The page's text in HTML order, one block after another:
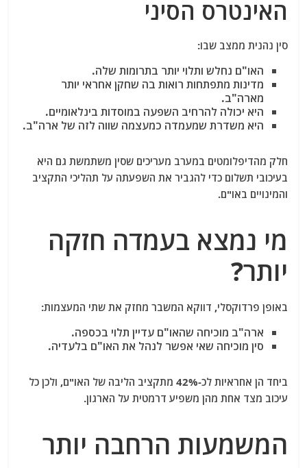
האינטרס הסיני
סין נהנית ממצב שבו:
האו"ם נחלש ותלוי יותר בתרומות שלה.
מדינות מתפתחות רואות בה שחקן אחראי יותר
מארה"ב.
היא יכולה להרחיב השפעה במוסדות בינלאומיים.
היא משדרת שמעמדה כמעצמה שווה לזה של ארה"ב.
חלק מהדיפלומטים במערב מעריכים שסין משתמשת גם היא
בעיכובי תשלום כדי להגביר את השפעתה על תהליכי התקציב
והמינויים באו"ם.
מי נמצא בעמדה חזקה
יותר?
באופן פרדוקסלי, דווקא המשבר מחזק את שתי המעצמות:
ארה"ב מוכיחה שהאו"ם עדיין תלוי בכספה.
סין מוכיחה שאי אפשר לנהל את האו"ם בלעדיה.
ביחד הן אחראיות לכ-42% מתקציב הליבה של האו"ם, ולכן כל
עיכוב מצד אחת מהן משפיע דרמטית על הארגון.
המשמעות הרחבה יותר